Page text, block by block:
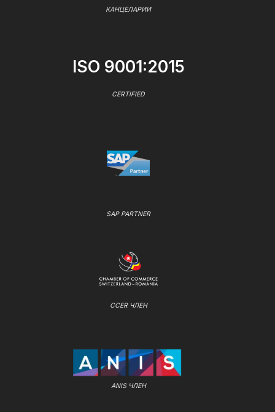
КАНЦЕЛАРИИ
ISO 9001:2015
CERTIFIED
SAP PARTNER
CCER ЧЛЕН
ANIS ЧЛЕН